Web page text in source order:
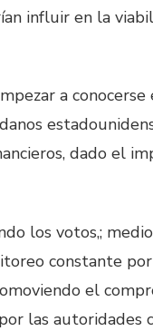
influir en la
a
dado el
los votos,;
constante
el
las autoridades